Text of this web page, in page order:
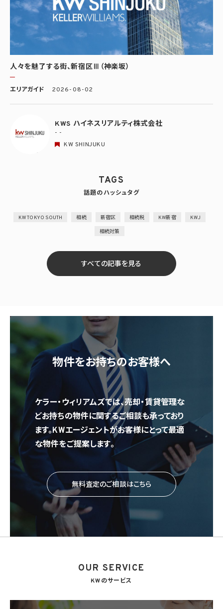
人々を魅了する街、新宿区Ⅲ（神楽坂）
エリアガイド 2026-08-02
KWS ハイネスリアルティ株式会社
- -
KW SHINJUKU
TAGS
話題のハッシュタグ
KW TOKYO SOUTH 相続 新宿区 相続税 KW新宿 KWJ
相続対策
すべての記事を見る
物件をお持ちのお客様へ
ケラー・ウィリアムズでは、売却・賃貸管理な
どお持ちの物件に関するご相談も承っており
ます。KWエージェントがお客様にとって最適
な物件をご提案します。
無料査定のご相談はこちら
OUR SERVICE
KWのサービス